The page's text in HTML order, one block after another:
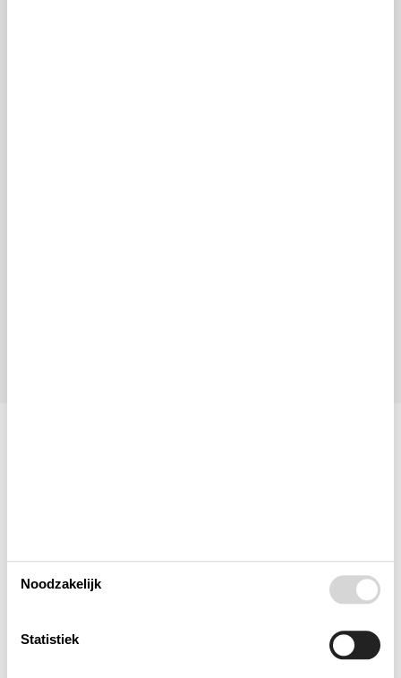
Slaapkamer
Keuken
Noodzakelijk
Statistiek